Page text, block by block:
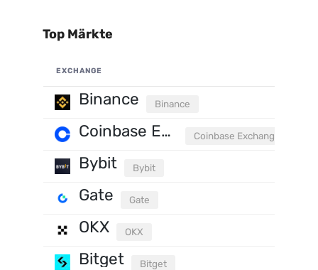
Top Märkte
EXCHANGE
Binance Binance
Coinbase Exchange Coinbase Exchange
Bybit Bybit
Gate Gate
OKX OKX
Bitget Bitget